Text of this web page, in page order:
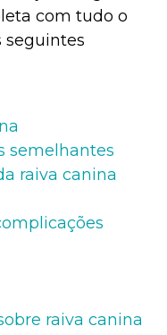
com tudo o
seguintes
semelhantes
raiva canina
raiva canina